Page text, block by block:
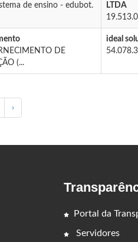
de ensino - edubot.
LTDA
DE
(...
ideal
›
Portal da
Servidores